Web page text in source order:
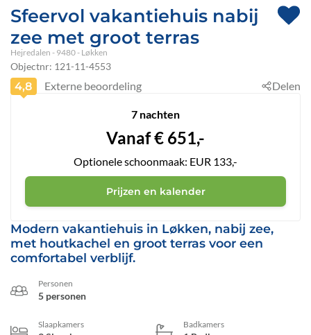
Sfeervol vakantiehuis nabij
zee met groot terras
Hejredalen - 9480 - Løkken
Objectnr: 121-11-4553
Modern vakantiehuis in Løkken, nabij zee,
met houtkachel en groot terras voor een
comfortabel verblijf.
Personen
5 personen
Slaapkamers Badkamers
4,8 Externe beoordeling Delen
7 nachten
Vanaf€ 651,-
Optionele schoonmaak: EUR 133,-
Prijzen en kalender